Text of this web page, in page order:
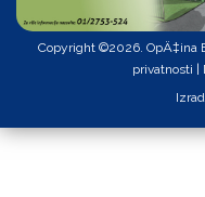
Copyright ©2026. OpÄ‡ina
privatnosti |